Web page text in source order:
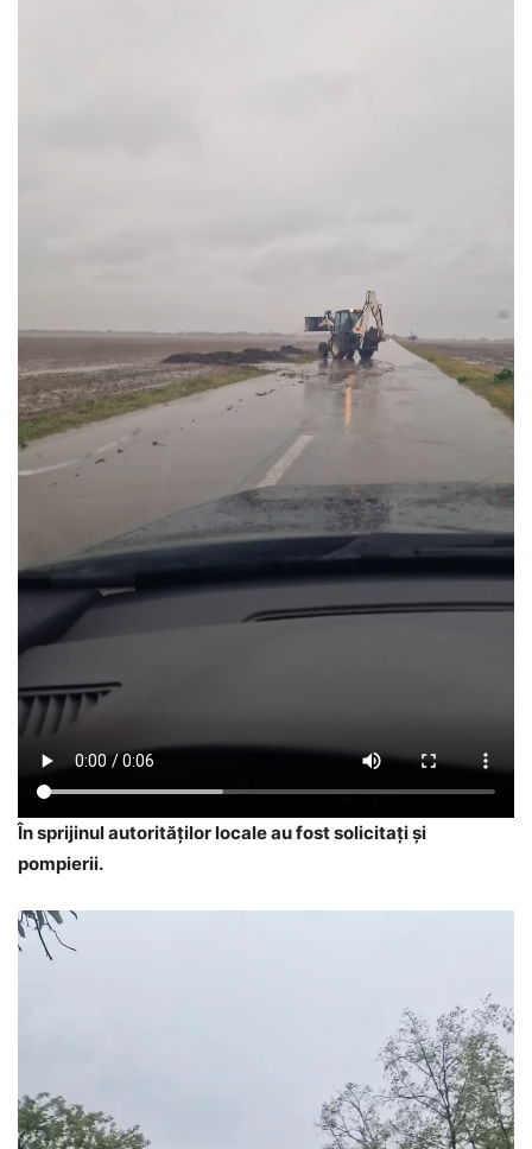
În sprijinul autorităților locale au fost solicitați și
pompierii.